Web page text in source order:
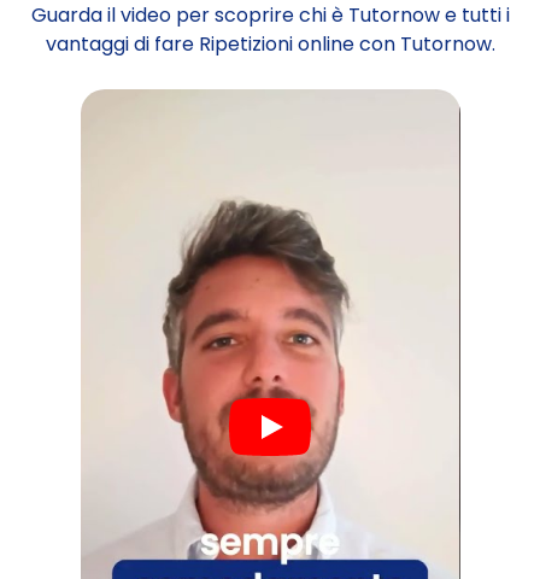
Guarda il video per scoprire chi è Tutornow e tutti i
vantaggi di fare Ripetizioni online con Tutornow.